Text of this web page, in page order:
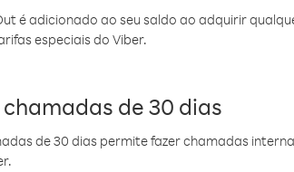
é adicionado ao seu saldo ao adquirir
especiais do Viber.
de 30 dias
de 30 dias permite fazer chamadas